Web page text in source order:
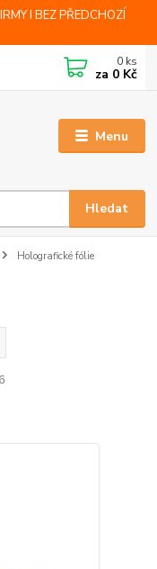
I BEZ PŘEDCHOZÍ
Menu
Hledat
0 ks
za 0 Kč
Holografické fólie